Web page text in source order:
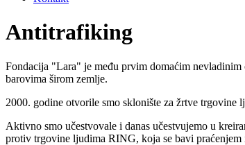
Antitrafiking
Fondacija "Lara" je među prvim domaćim
barovima širom zemlje.
2000. godine otvorile smo sklonište za žrtve trgovine
Aktivno smo učestvovale i danas učestvujemo u
protiv trgovine ljudima RING, koja se bavi